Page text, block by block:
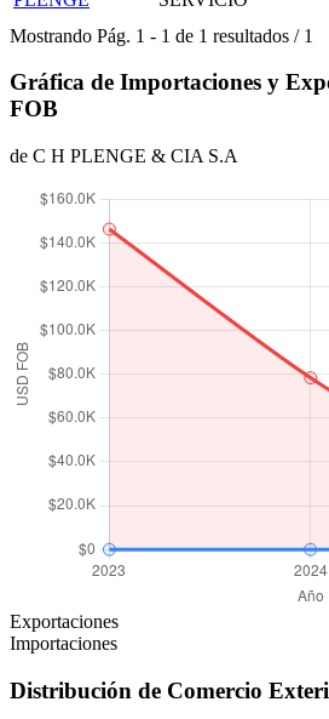
Mostrando Pág. 1 - 1 de 1 resultados / 1
Gráfica de Importaciones y
FOB
de C H PLENGE & CIA S.A
Exportaciones
Importaciones
Distribución de Comercio